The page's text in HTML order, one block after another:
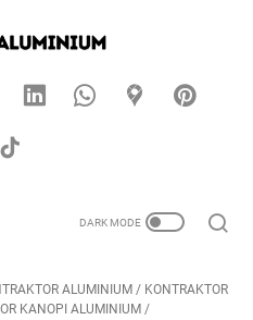
ALUMINIUM / KONTRAKTOR
KANOPI ALUMINIUM /